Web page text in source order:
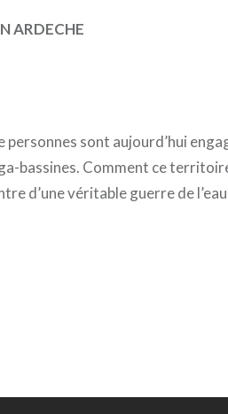
ARDECHE
sont aujourd’hui
bassines. Comment ce
d’une véritable guerre de l’eau